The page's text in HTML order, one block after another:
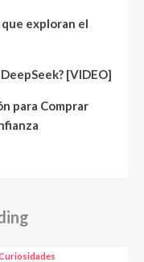
exploran el
[VIDEO]
para Comprar